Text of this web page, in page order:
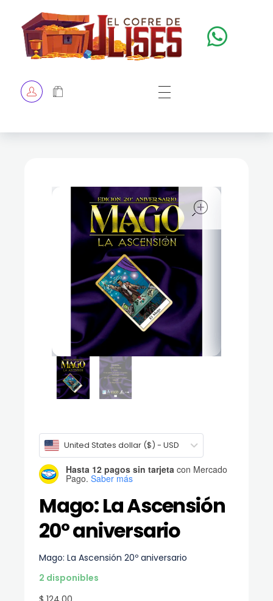
TIENDA
Mago: La Ascensión
20º aniversario
United States dollar ($) - USD
Mago: La Ascensión 20º aniversario
2 disponibles
Hasta 12 pagos sin tarjeta con Mercado
Pago. Saber más